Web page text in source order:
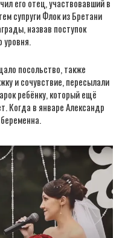
его отец, участвовавший в
супруги Флок из Бретани
назвав поступок
уровня.
посольство, также
и сочувствие, пересылали
ребёнку, который ещё
Когда в январе Александр